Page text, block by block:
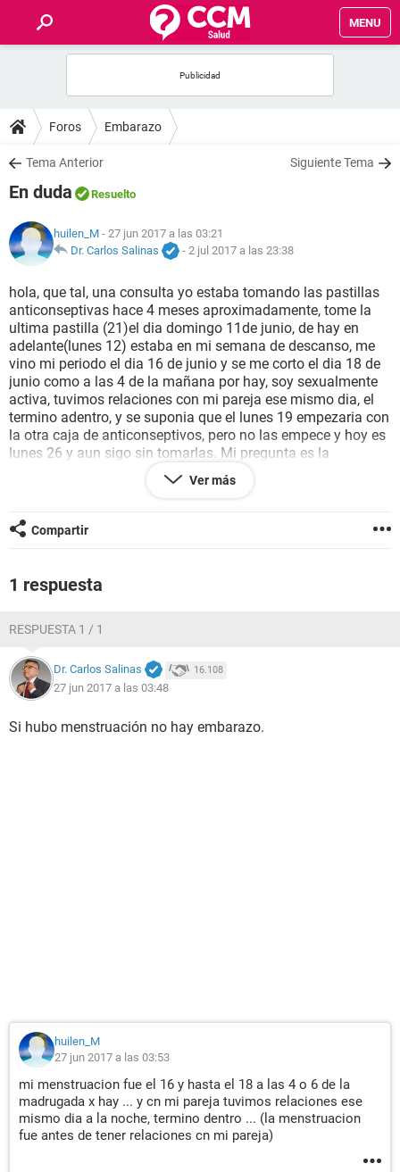
MENU
FOROS
SALUD
NUTRICIÓN
BIENESTAR
SEXUALIDAD
GLOSARIO
Foros Embarazo
Tema Anterior Siguiente Tema
En duda Resuelto
huilen_M - 27 jun 2017 a las 03:21
Dr. Carlos Salinas
- 2 jul 2017 a las 23:38
hola, que tal, una consulta yo estaba tomando las pastillas
anticonseptivas hace 4 meses aproximadamente, tome la
ultima pastilla (21)el dia domingo 11de junio, de hay en
adelante(lunes 12) estaba en mi semana de descanso, me
vino mi periodo el dia 16 de junio y se me corto el dia 18 de
junio como a las 4 de la mañana por hay, soy sexualmente
activa, tuvimos relaciones con mi pareja ese mismo dia, el
termino adentro, y se suponia que el lunes 19 empezaria con
la otra caja de anticonseptivos, pero no las empece y hoy es
lunes 26 y aun sigo sin tomarlas. Mi pregunta es la
siguiente, puede haber embarazo ? ... cabe decir que eh
estado con muchisimo dolores de panza, en el ovario, del
dicho mis amig@s, me siento rara, tengo vomitos, nauseas,
y hoy x ejemplo me dolieron los senos.
Ver más
Compartir
1 respuesta
RESPUESTA 1 / 1
Dr. Carlos Salinas 16.108
27 jun 2017 a las 03:48
Si hubo menstruación no hay embarazo.
huilen_M
27 jun 2017 a las 03:53
mi menstruacion fue el 16 y hasta el 18 a las 4 o 6 de la
madrugada x hay ... y cn mi pareja tuvimos relaciones ese
mismo dia a la noche, termino dentro ... (la menstruacion
fue antes de tener relaciones cn mi pareja)